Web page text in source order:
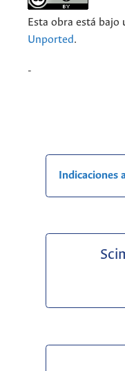
Esta obra está bajo
Unported.
-